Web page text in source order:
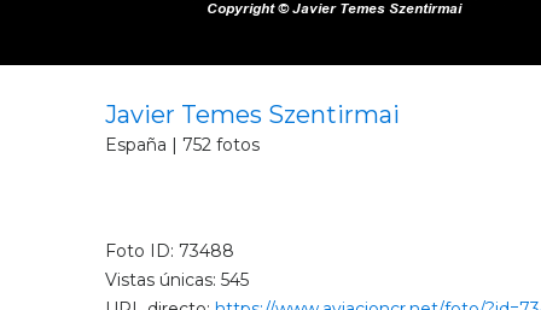
Javier Temes Szentirmai
España | 752 fotos
Foto ID: 73488
Vistas únicas: 545